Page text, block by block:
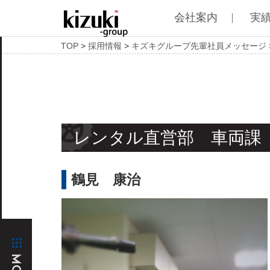
会社案内 実
TOP> 採用情報 > キズキグループ先輩社員メッセージ
レンタル直営部 車両課
鶴見 康治